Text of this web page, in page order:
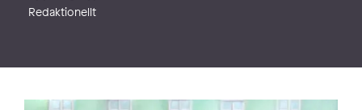
Redaktionellt